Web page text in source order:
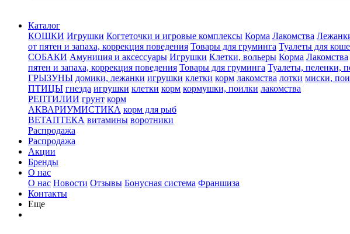
Каталог
КОШКИ Игрушки Когтеточки и игровые комплексы Корма Лакомства
от пятен и запаха, коррекция поведения Товары для груминга Туалеты для
СОБАКИ Амуниция и аксессуары Игрушки Клетки, вольеры Корма Лакомства
пятен и запаха, коррекция поведения Товары для груминга Туалеты, пеленки,
ГРЫЗУНЫ домики, лежанки игрушки клетки корм лакомства лотки миски,
ПТИЦЫ гнезда игрушки клетки корм кормушки, поилки лакомства
РЕПТИЛИИ грунт корм
АКВАРИУМИСТИКА корм для рыб
ВЕТАПТЕКА витамины воротники
Распродажа
Распродажа
Акции
Бренды
О нас
О нас Новости Отзывы Бонусная система Франшиза
Контакты
Еще